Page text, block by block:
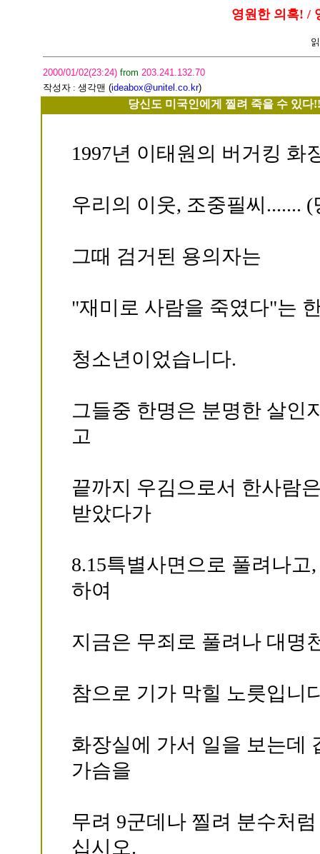
영원한 의혹! /
2000/01/02(23:24)from 203.241.132.70
작성자 : 생각맨 (ideabox@unitel.co.kr)
당신도 미국인에게 찔려 죽을 수 있
1997년 이태원의 버거킹 화
우리의 이웃, 조중필씨.......
그때 검거된 용의자는
"재미로 사람을 죽였다"는
청소년이었습니다.
그들중 한명은 분명한 살인
고
끝까지 우김으로서 한사람
받았다가
8.15특별사면으로 풀려나
하여
지금은 무죄로 풀려나 대명
참으로 기가 막힐 노릇입니
화장실에 가서 일을 보는데
가슴을
무려 9군데나 찔려 분수처
십시오.